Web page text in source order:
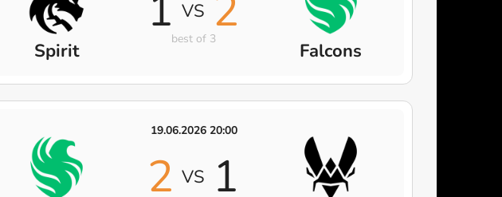
Spirit
VS
best of 3 Falcons
19.06.2026 20:00
2 VS 1